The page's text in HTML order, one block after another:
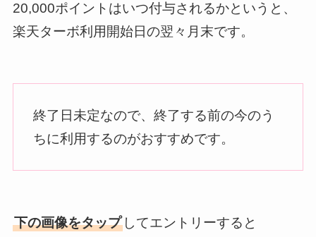
20,000ポイントはいつ付与されるかというと、
楽天ターボ利用開始日の翌々月末です。
終了日未定なので、終了する前の今のう
ちに利用するのがおすすめです。
下の画像をタップしてエントリーすると